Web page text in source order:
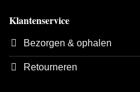
Klantenservice
Bezorgen & ophalen
Retourneren